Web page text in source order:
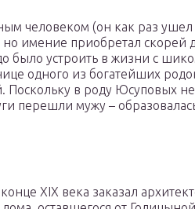
человеком (он как раз ушел
но имение приобретал скорей
было устроить в жизни с
одного из богатейших
в роду Юсуповых
перешли мужу –
XIX века заказал